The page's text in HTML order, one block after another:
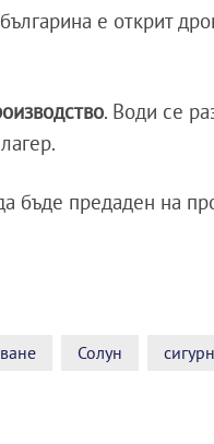
е открит
. Води се
бъде предаден на
Солун